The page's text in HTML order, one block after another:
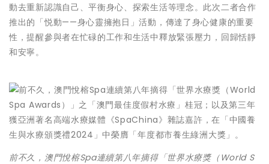
動去重新認識自己、平衡身心、探索生活等理念。此次二者合作
推出的「悦動——身心靈擁抱日」活動，傳達了身心健康的重要
性，提醒參與者在忙碌的工作和生活中釋放緊張壓力，回歸恬靜
和安寧。
前不久，澳門悅榕Spa連續第八年摘得「世界水療獎（World S